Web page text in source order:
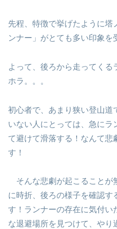
先程、特徴で挙げたように塔
ンナー」がとても多い印象を
よって、後ろから走ってくる
ホラ。。。
初心者で、あまり狭い登山道
いない人にとっては、急にラ
て避けて滑落する！なんて悲
す！
そんな悲劇が起こることが
に時折、後ろの様子を確認す
す！ランナーの存在に気付い
な退避場所を見つけて、やり